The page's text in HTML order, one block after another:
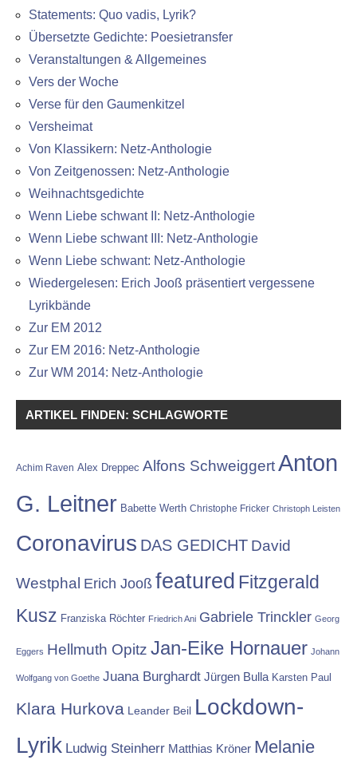
Statements: Quo vadis, Lyrik?
Übersetzte Gedichte: Poesietransfer
Veranstaltungen & Allgemeines
Vers der Woche
Verse für den Gaumenkitzel
Versheimat
Von Klassikern: Netz-Anthologie
Von Zeitgenossen: Netz-Anthologie
Weihnachtsgedichte
Wenn Liebe schwant II: Netz-Anthologie
Wenn Liebe schwant III: Netz-Anthologie
Wenn Liebe schwant: Netz-Anthologie
Wiedergelesen: Erich Jooß präsentiert vergessene
Lyrikbände
Zur EM 2012
Zur EM 2016: Netz-Anthologie
Zur WM 2014: Netz-Anthologie
ARTIKEL FINDEN: SCHLAGWORTE
Achim Raven Alex Dreppec Alfons SchweiggertAnton
G. Leitner Babette Werth Christophe Fricker Christoph Leisten
Coronavirus DAS GEDICHT David
Westphal Erich Jooß featured Fitzgerald
Kusz Franziska Röchter Friedrich Ani Gabriele Trinckler Georg
Eggers Hellmuth Opitz Jan-Eike Hornauer Johann
Wolfgang von Goethe Juana Burghardt Jürgen Bulla Karsten Paul
Klara Hurkova Leander Beil Lockdown-
Lyrik Ludwig Steinherr Matthias Kröner Melanie